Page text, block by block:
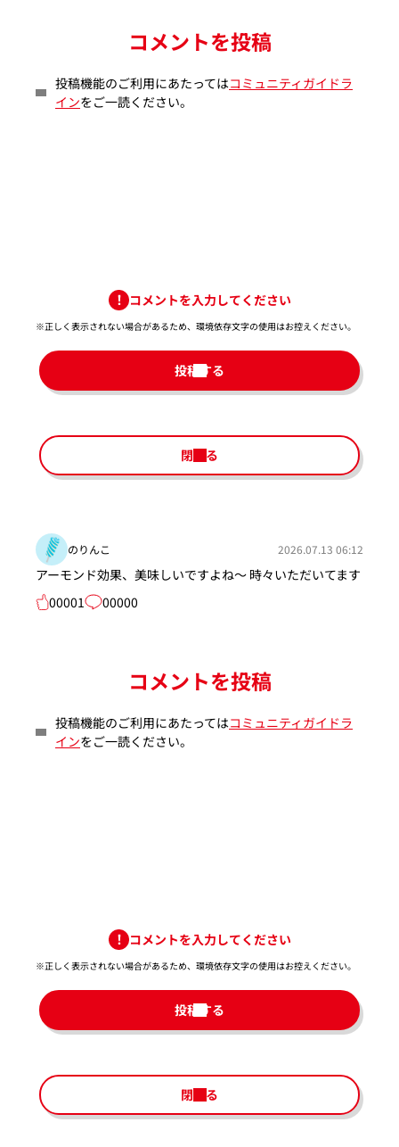
コメントを投稿
投稿機能のご利用にあたってはコミュニティガイドラ
インをご一読ください。
コメントを入力してください
※正しく表示されない場合があるため、環境依存文字の使用はお控えください。​
投稿する
閉じる
のりんこ 2026.07.13 06:12
アーモンド効果、美味しいですよね〜 時々いただいてます
00001
00000
コメントを投稿
投稿機能のご利用にあたってはコミュニティガイドラ
インをご一読ください。
コメントを入力してください
※正しく表示されない場合があるため、環境依存文字の使用はお控えください。​
投稿する
閉じる